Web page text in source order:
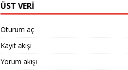
ÜST VERI
Oturum aç
Kayıt akışı
Yorum akışı